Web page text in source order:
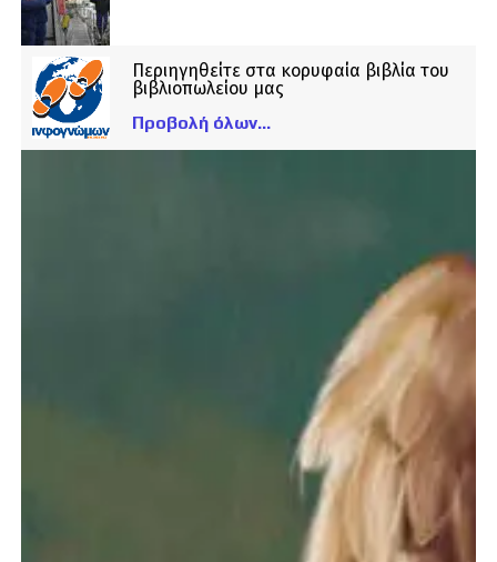
Περιηγηθείτε στα κορυφαία βιβλία του
βιβλιοπωλείου μας
Προβολή όλων